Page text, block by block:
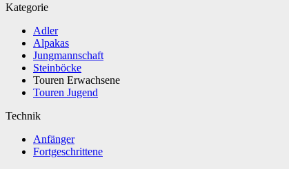
Kategorie
Adler
Alpakas
Jungmannschaft
Steinböcke
Touren Erwachsene
Touren Jugend
Technik
Anfänger
Fortgeschrittene